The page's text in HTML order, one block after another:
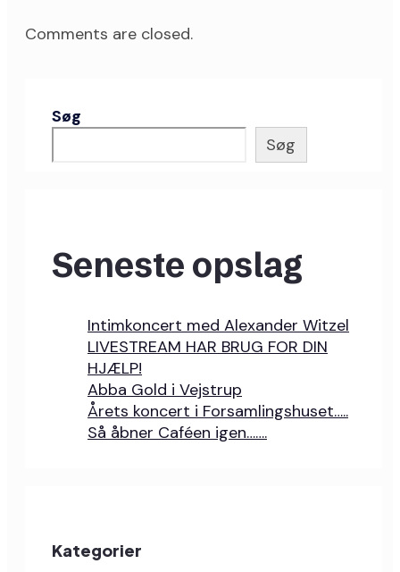
Comments are closed.
Søg
Søg
Seneste opslag
Intimkoncert med Alexander Witzel
LIVESTREAM HAR BRUG FOR DIN
HJÆLP!
Abba Gold i Vejstrup
Årets koncert i Forsamlingshuset…..
Så åbner Caféen igen…….
Kategorier